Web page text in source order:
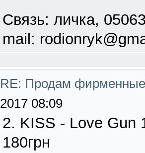
Связь: личка,
mail:
RE: Продам
2017 08:09
2. KISS - Love Gun
180грн